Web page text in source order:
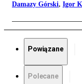
Damazy Górski, Igor
Powiązane
Polecane